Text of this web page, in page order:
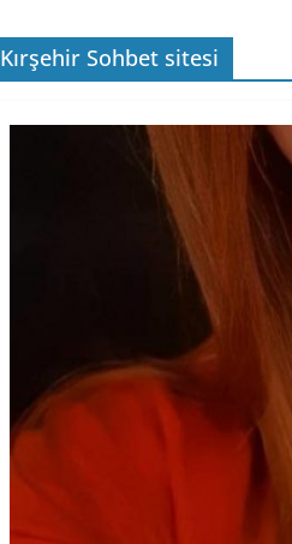
Kırşehir Sohbet sitesi